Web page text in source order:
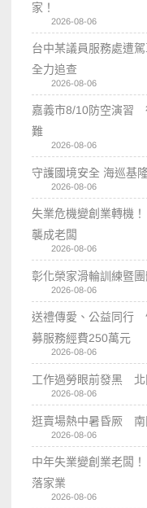
家！
2026-08-06
台中某議員服務處遭
全力追查
2026-08-06
嘉義市8/10防空演習
難
2026-08-06
守護國境安全 海巡基
2026-08-06
失業危機變創業轉機
襲成老闆
2026-08-06
彰化榮家滑輪訓練暨
2026-08-06
送禮傳愛、公益同行
募服務經費250萬元
2026-08-06
工作過勞眼前發黑 北
2026-08-06
逛賣場熱中暑昏厥 南
2026-08-06
中年失業變創業老闆
落家業
2026-08-06